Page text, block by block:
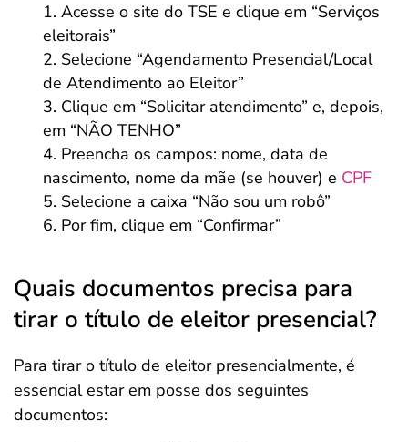
Acesse o site do TSE e clique em “Serviços
eleitorais”
Selecione “Agendamento Presencial/Local
de Atendimento ao Eleitor”
Clique em “Solicitar atendimento” e, depois,
em “NÃO TENHO”
Preencha os campos: nome, data de
nascimento, nome da mãe (se houver) e CPF
Selecione a caixa “Não sou um robô”
Por fim, clique em “Confirmar”
Quais documentos precisa para
tirar o título de eleitor presencial?
Para tirar o título de eleitor presencialmente, é
essencial estar em posse dos seguintes
documentos: